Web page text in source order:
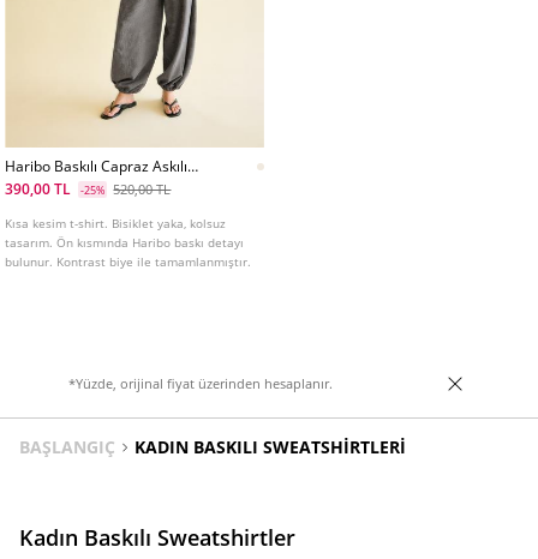
Haribo Baskılı Capraz Askılı
Tshirt
390,00 TL -25% 520,00 TL
Kısa kesim t-shirt. Bisiklet yaka, kolsuz
tasarım. Ön kısmında Haribo baskı detayı
bulunur. Kontrast biye ile tamamlanmıştır.
*Yüzde, orijinal fiyat üzerinden hesaplanır.
BAŞLANGIÇ KADIN BASKILI SWEATSHIRTLERI
Kadın Baskılı Sweatshirtler